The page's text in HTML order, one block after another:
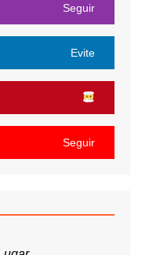
Seguir
Evite
Seguir